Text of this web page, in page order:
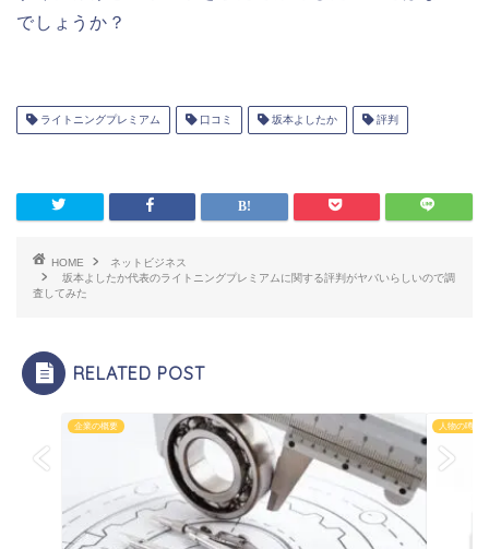
でしょうか？
ライトニングプレミアム 口コミ 坂本よしたか 評判
HOME
ネットビジネス
坂本よしたか代表のライトニングプレミアムに関する評判がヤバいらしいので調
査してみた
RELATED POST
企業の概要 人物の噂・